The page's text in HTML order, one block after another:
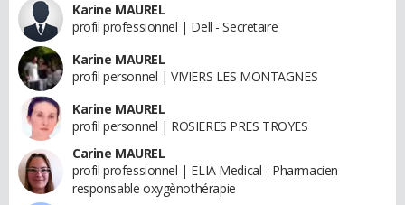
Karine MAUREL
profil professionnel | Dell - Secretaire
Karine MAUREL
profil personnel | VIVIERS LES MONTAGNES
Karine MAUREL
profil personnel | ROSIERES PRES TROYES
Carine MAUREL
profil professionnel | ELIA Medical - Pharmacien
responsable oxygènothérapie